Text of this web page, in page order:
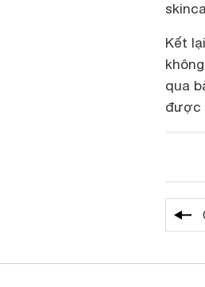
Kết
qua
được